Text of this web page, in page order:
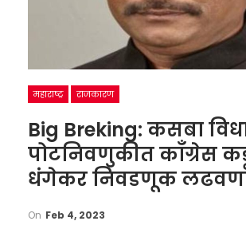
महाराष्ट्र राजकारण
Big Breking: कसबा
पोटनिवणुकीत काँग्रेस
धंगेकर निवडणूक
On Feb 4, 2023